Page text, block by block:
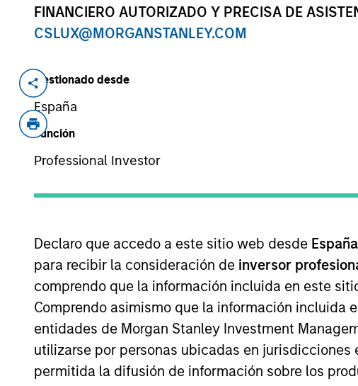
FINANCIERO AUTORIZADO Y PRECISA DE
CSLUX@MORGANSTANLEY.COM
Gestionado desde
España
Función
Professional Investor
Declaro que accedo a este sitio web desde España
para recibir la consideración de inversor
comprendo que la información incluida en este
Comprendo asimismo que la información incluida
entidades de Morgan Stanley Investment
utilizarse por personas ubicadas en
permitida la difusión de información sobre los
Trade Sale
View Site
As of August 21, 2025. The above is provided for
resulted in positive performance (for realized
above are the property of their respective
such owners. By clicking on any links shown
only as a convenience and the inclusion of any
monitoring by us of any information contained in
or your use of such site